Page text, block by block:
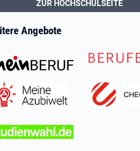
ZUR HOCHSCHULSEITE
Angebote